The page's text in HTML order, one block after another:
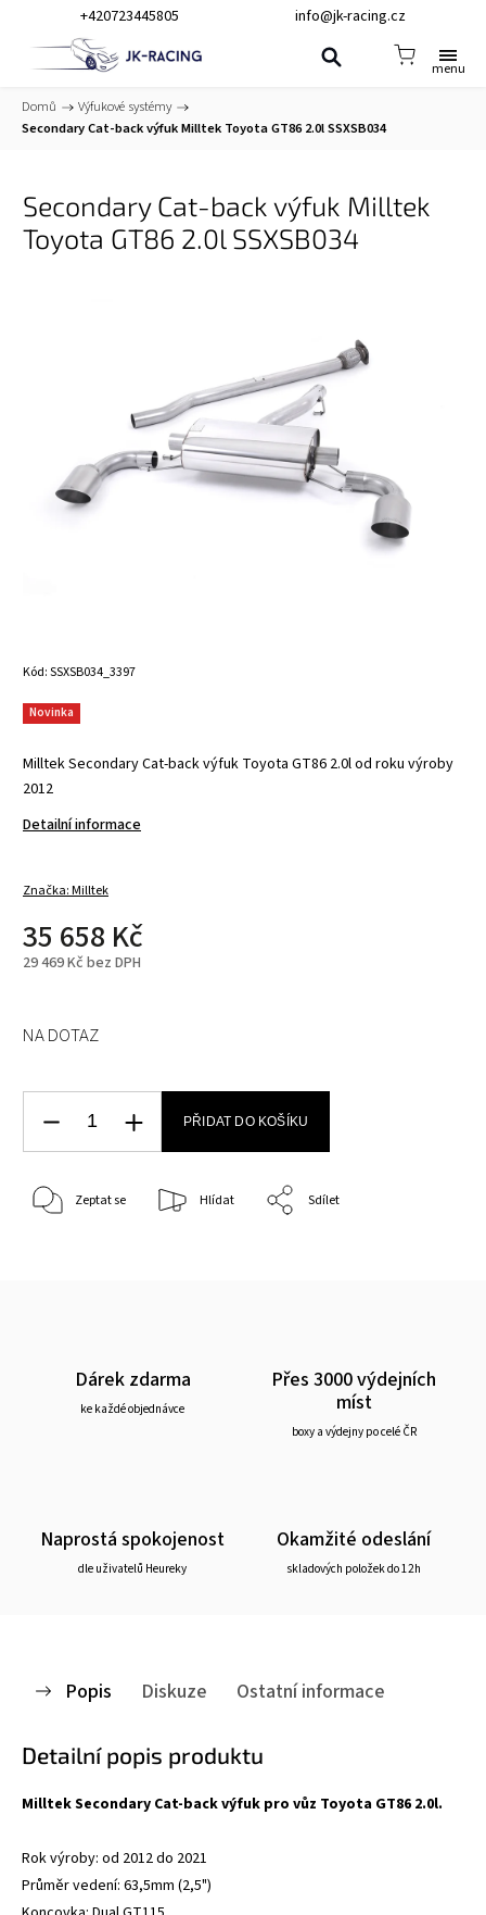
+420723445805 info@jk-racing.cz
Domů / Výfukové systémy /
Secondary Cat-back výfuk Milltek Toyota GT86 2.0l SSXSB034
Secondary Cat-back výfuk Milltek
Toyota GT86 2.0l SSXSB034
Kód:SSXSB034_3397
Milltek Secondary Cat-back výfuk Toyota GT86 2.0l od roku výroby
2012
Detailní informace
Novinka
Značka:Milltek
35 658 Kč
29 469 Kč bez DPH
NA DOTAZ
PŘIDAT DO KOŠÍKU
Zeptat se Hlídat Sdílet
Dárek zdarma
ke každé objednávce
Přes 3000 výdejních
míst
boxy a výdejny po celé ČR
Naprostá spokojenost
dle uživatelů Heureky
Okamžité odeslání
skladových položek do 12h
Popis Diskuze Ostatní informace
Detailní popis produktu
Milltek Secondary Cat-back výfuk pro vůz Toyota GT86 2.0l.
Rok výroby: od 2012 do 2021
Průměr vedení: 63,5mm (2,5")